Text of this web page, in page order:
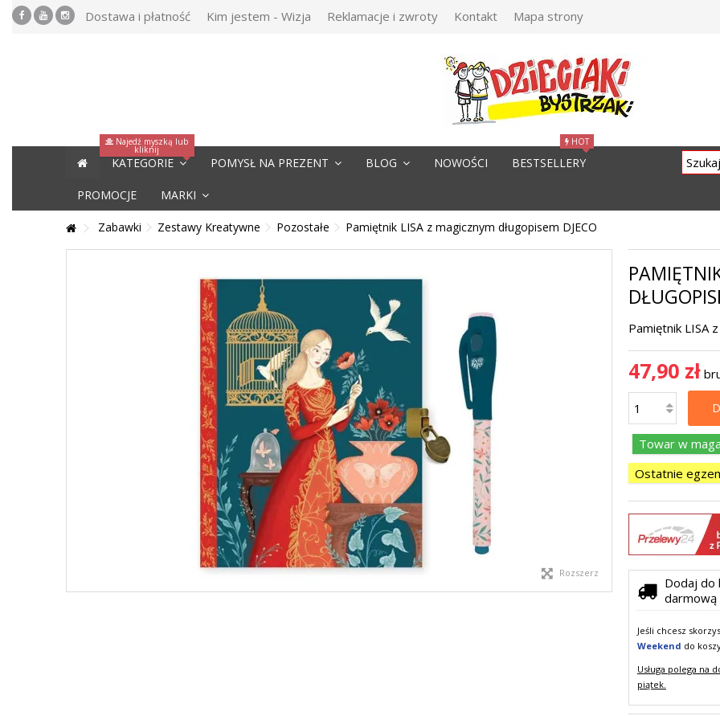
Dostawa i płatność Kim jestem - Wizja Reklamacje i zwroty Kontakt Mapa strony
KATEGORIE
Najedź myszką lub
kliknij
POMYSŁ NA PREZENT BLOG NOWOŚCI BESTSELLERY
HOT
PROMOCJE MARKI
Zabawki Zestawy Kreatywne Pozostałe Pamiętnik LISA z magicznym długopisem DJECO
Rozszerz
Pamiętnik LISA
47,90 zł
Towar w
Ostatnie
Dodaj do
darmową
Jeśli chcesz
Weekend do
Usługa polega na
piątek.